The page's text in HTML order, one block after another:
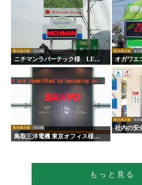
電光掲示板 その他
ニチマンラバーテック様 LED
電光掲示板
電光掲示板 その
オガワエ
示板
電光掲示板 その他
鳥取三洋電機 東京オフィス様
LED電光掲示板
電光掲示板 その
社内の安
D無災害
もっと見る